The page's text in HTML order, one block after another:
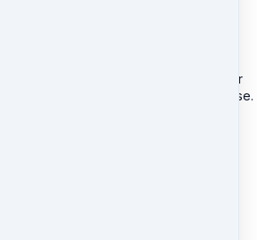
hvordan du bringer en klient tilbage i
for, at genopleve hændelser som har
følelser og adfærd i vågen tilstand.
redskab til at bringe fortrængte og for
til det bevidste sinds erkendelse.